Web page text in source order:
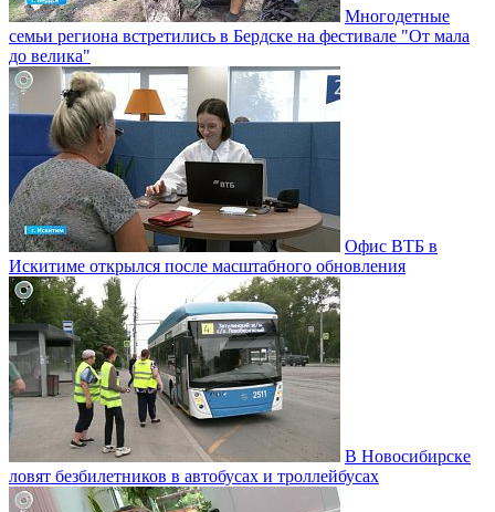
Многодетные
семьи региона встретились в Бердске на фестивале "От мала
до велика"
Офис ВТБ в
Искитиме открылся после масштабного обновления
В Новосибирске
ловят безбилетников в автобусах и троллейбусах